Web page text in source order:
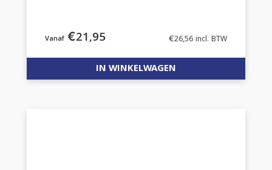
€21,95 €26,56 incl. BTW
IN WINKELWAGEN